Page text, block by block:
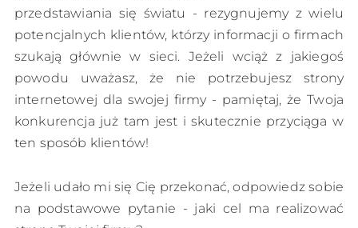
przedstawiania się światu - rezygnujemy z wielu
potencjalnych klientów, którzy informacji o firmach
szukają głównie w sieci. Jeżeli wciąż z jakiegoś
powodu uważasz, że nie potrzebujesz strony
internetowej dla swojej firmy - pamiętaj, że Twoja
konkurencja już tam jest i skutecznie przyciąga w
ten sposób klientów!
Jeżeli udało mi się Cię przekonać, odpowiedz sobie
na podstawowe pytanie - jaki cel ma realizować